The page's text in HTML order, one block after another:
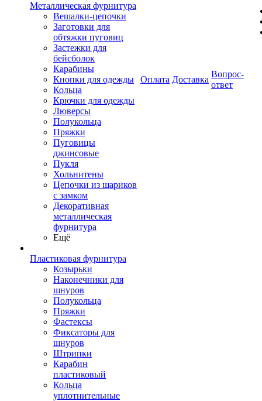
Металлическая фурнитура
Вешалки-цепочки
Заготовки для
обтяжки пуговиц
Застежки для
бейсболок
Карабины
Кнопки для одежды
Кольца
Крючки для одежды
Люверсы
Полукольца
Пряжки
Пуговицы
джинсовые
Пукля
Хольнитены
Цепочки из шариков
с замком
Декоративная
металлическая
фурнитура
Ещё
Пластиковая фурнитура
Козырьки
Наконечники для
шнуров
Полукольца
Пряжки
Фастексы
Фиксаторы для
шнуров
Штрипки
Карабин
пластиковый
Кольца
уплотнительные
Оплата Доставка
Вопрос-
ответ